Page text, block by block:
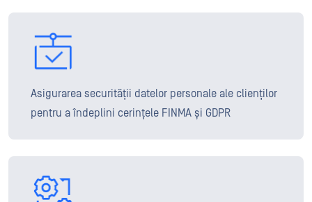
Asigurarea securității datelor personale ale clienților
pentru a îndeplini cerințele FINMA și GDPR